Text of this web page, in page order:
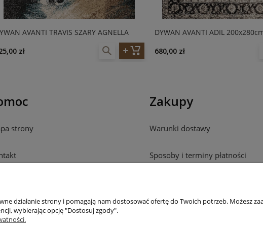
AVANTI TRAVIS SZARY AGNELLA
zł
DYWAN AVANTI ADIL
680,00 zł
strony
Zakupy
Warunki dostawy
Sposoby i terminy płatności
działanie strony i pomagają nam dostosować ofertę do Twoich potrzeb. Możesz
wybierając opcję "Dostosuj zgody".